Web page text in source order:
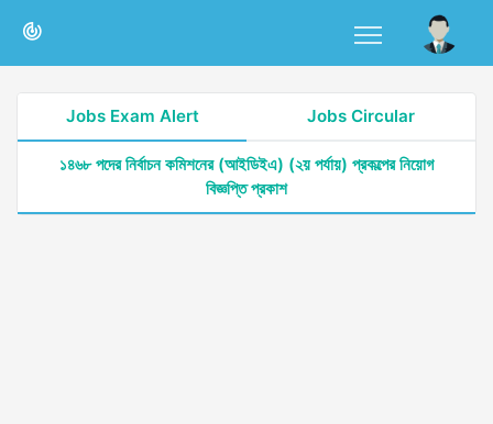
Jobs Exam Alert Jobs Circular
১৪৬৮ পদের নির্বাচন কমিশনের (আইডিইএ) (২য় পর্যায়) প্রকল্পের নিয়োগ
বিজ্ঞপ্তি প্রকাশ